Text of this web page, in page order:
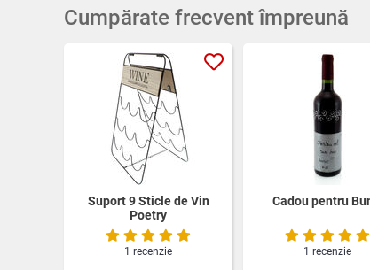
Cumpărate frecvent împreună
Suport 9 Sticle de Vin
Poetry
1 recenzie
Cadou pentru
1 recenzie